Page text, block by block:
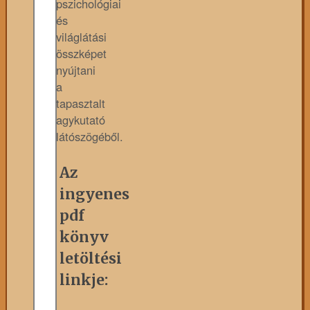
pszichológiai
és
világlátási
összképet
nyújtani
a
tapasztalt
agykutató
látószögéből.
Az
ingyenes
pdf
könyv
letöltési
linkje: